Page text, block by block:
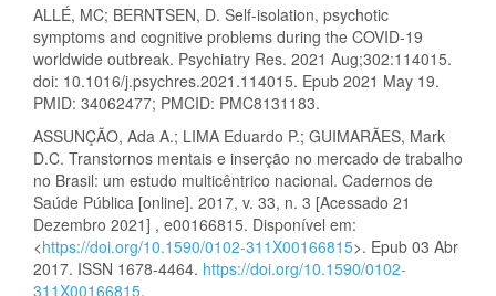
ALLÉ, MC; BERNTSEN, D. Self-isolation, psychotic
symptoms and cognitive problems during the COVID-19
worldwide outbreak. Psychiatry Res. 2021 Aug;302:114015.
doi: 10.1016/j.psychres.2021.114015. Epub 2021 May 19.
PMID: 34062477; PMCID: PMC8131183.
ASSUNÇÃO, Ada A.; LIMA Eduardo P.; GUIMARÃES, Mark
D.C. Transtornos mentais e inserção no mercado de trabalho
no Brasil: um estudo multicêntrico nacional. Cadernos de
Saúde Pública [online]. 2017, v. 33, n. 3 [Acessado 21
Dezembro 2021] , e00166815. Disponível em:
<https://doi.org/10.1590/0102-311X00166815>. Epub 03 Abr
2017. ISSN 1678-4464. https://doi.org/10.1590/0102-
311X00166815.